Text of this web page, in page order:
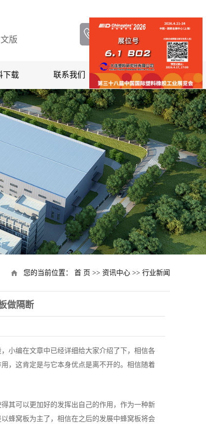
版
服务热线
18841186255
下载 联系我们 在线留言
您的当前位置： 首 页 >> 资讯中心 >> 行业新闻
做隔断
小编在文章中已经详细给大家介绍了下，相信各
，这肯定是与它本身优点是离不开的。相信随着
其可以更加好的发挥出自己的作用，作为一种新
蜂窝板为主了，相信在之后的发展中蜂窝板将会